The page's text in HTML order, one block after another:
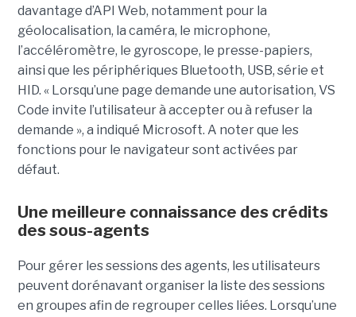
davantage d’API Web, notamment pour la
géolocalisation, la caméra, le microphone,
l’accéléromètre, le gyroscope, le presse-papiers,
ainsi que les périphériques Bluetooth, USB, série et
HID. « Lorsqu’une page demande une autorisation, VS
Code invite l’utilisateur à accepter ou à refuser la
demande », a indiqué Microsoft. A noter que les
fonctions pour le navigateur sont activées par
défaut.
Une meilleure connaissance des crédits
des sous-agents
Pour gérer les sessions des agents, les utilisateurs
peuvent dorénavant organiser la liste des sessions
en groupes afin de regrouper celles liées. Lorsqu’une